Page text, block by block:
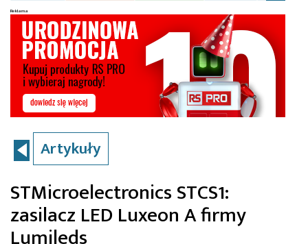
Artykuły
STMicroelectronics STCS1:
zasilacz LED Luxeon A firmy